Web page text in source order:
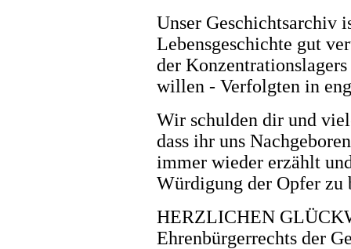
Unser Geschichtsarchiv
Lebensgeschichte gut
der
willen - Verfolgten in
Wir schulden dir und
dass ihr uns
immer wieder erzählt
Würdigung der Opfer zu
HERZLICHEN
Ehrenbürgerrechts der